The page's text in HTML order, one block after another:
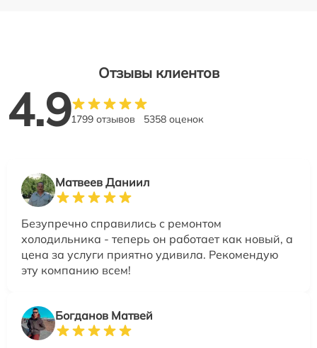
Отзывы клиентов
4.91799 отзывов 5358 оценок
Матвеев Даниил
Безупречно справились с ремонтом
холодильника - теперь он работает как новый, а
цена за услуги приятно удивила. Рекомендую
эту компанию всем!
Богданов Матвей